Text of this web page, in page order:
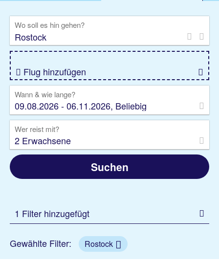
Rundreise
Kreuzfahrt
Gruppenreise
Camper Privattransfer
Wo soll es hin gehen?
Flug hinzufügen
Wann & wie lange?
09.08.2026 - 06.11.2026, Beliebig
Wer reist mit?
2 Erwachsene
Suchen
1 Filter hinzugefügt
Gewählte Filter: Rostock